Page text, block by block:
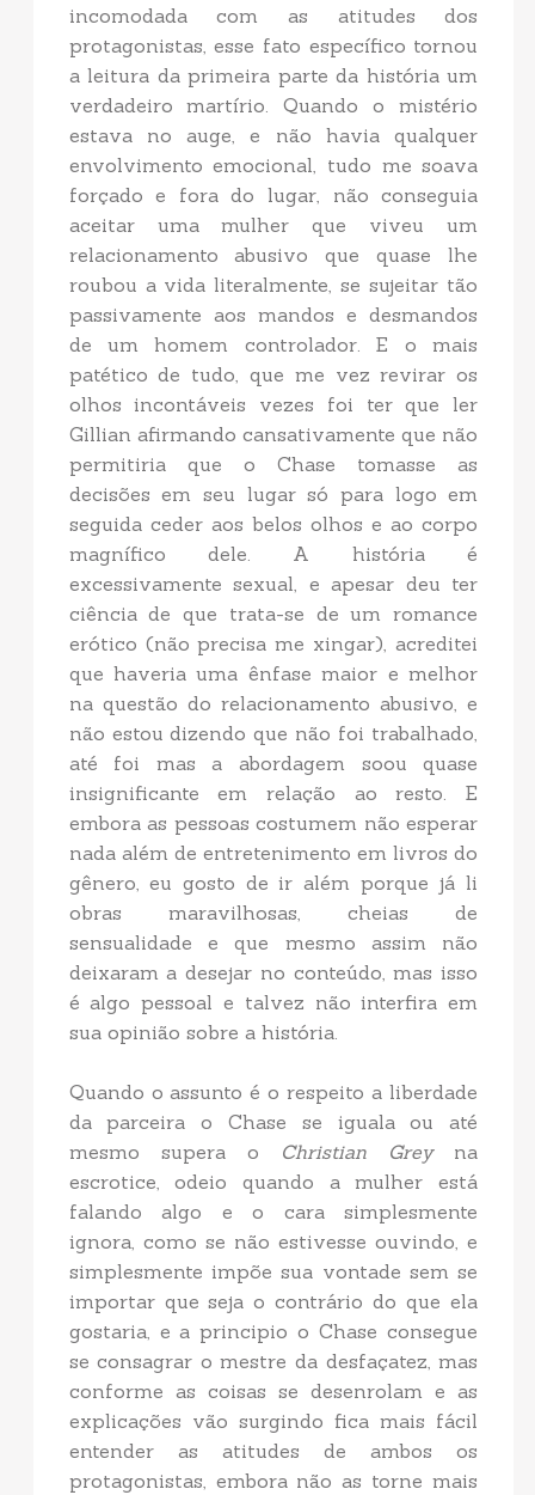
incomodada com as atitudes dos
protagonistas, esse fato específico tornou
a leitura da primeira parte da história um
verdadeiro martírio. Quando o mistério
estava no auge, e não havia qualquer
envolvimento emocional, tudo me soava
forçado e fora do lugar, não conseguia
aceitar uma mulher que viveu um
relacionamento abusivo que quase lhe
roubou a vida literalmente, se sujeitar tão
passivamente aos mandos e desmandos
de um homem controlador. E o mais
patético de tudo, que me vez revirar os
olhos incontáveis vezes foi ter que ler
Gillian afirmando cansativamente que não
permitiria que o Chase tomasse as
decisões em seu lugar só para logo em
seguida ceder aos belos olhos e ao corpo
magnífico dele. A história é
excessivamente sexual, e apesar deu ter
ciência de que trata-se de um romance
erótico (não precisa me xingar), acreditei
que haveria uma ênfase maior e melhor
na questão do relacionamento abusivo, e
não estou dizendo que não foi trabalhado,
até foi mas a abordagem soou quase
insignificante em relação ao resto. E
embora as pessoas costumem não esperar
nada além de entretenimento em livros do
gênero, eu gosto de ir além porque já li
obras maravilhosas, cheias de
sensualidade e que mesmo assim não
deixaram a desejar no conteúdo, mas isso
é algo pessoal e talvez não interfira em
sua opinião sobre a história.
Quando o assunto é o respeito a liberdade
da parceira o Chase se iguala ou até
mesmo supera o
Christian Greyna
escrotice, odeio quando a mulher está
falando algo e o cara simplesmente
ignora, como se não estivesse ouvindo, e
simplesmente impõe sua vontade sem se
importar que seja o contrário do que ela
gostaria, e a principio o Chase consegue
se consagrar o mestre da desfaçatez, mas
conforme as coisas se desenrolam e as
explicações vão surgindo fica mais fácil
entender as atitudes de ambos os
protagonistas, embora não as torne mais